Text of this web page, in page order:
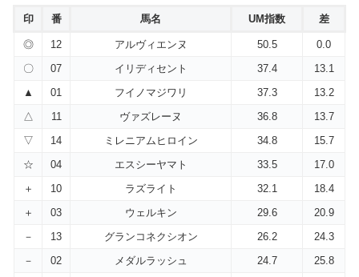
印 番 馬名 UM指数 差
◎ 12 アルヴィエンヌ 50.5
0.0
〇
07 イリディセント 37.4
13.1
▲
01 フイノマジワリ 37.3
13.2
△
11 ヴァズレーヌ 36.8
13.7
▽
14 ミレニアムヒロイン 34.8
15.7
☆
04 エスシーヤマト 33.5
17.0
＋
10 ラズライト 32.1
18.4
＋
03 ウェルキン 29.6
20.9
－
13 グランコネクシオン 26.2
24.3
－
02 メダルラッシュ 24.7
25.8